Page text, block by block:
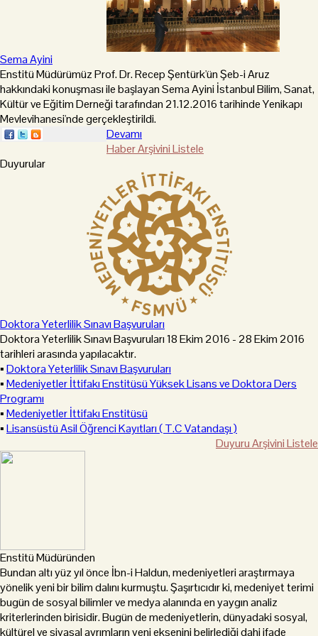
Sema Ayini
Enstitü Müdürümüz Prof. Dr. Recep Şentürk'ün Şeb-i Aruz
hakkındaki konuşması ile başlayan Sema Ayini İstanbul Bilim, Sanat,
Kültür ve Eğitim Derneği tarafından 21.12.2016 tarihinde Yenikapı
Mevlevihanesi'nde gerçekleştirildi.
Devamı
Haber Arşivini Listele
Duyurular
Doktora Yeterlilik Sınavı Başvuruları
Doktora Yeterlilik Sınavı Başvuruları 18 Ekim 2016 - 28 Ekim 2016
tarihleri arasında yapılacaktır.
▪Doktora Yeterlilik Sınavı Başvuruları
▪Medeniyetler İttifakı Enstitüsü Yüksek Lisans ve Doktora Ders
Programı
▪Medeniyetler İttifakı Enstitüsü
▪Lisansüstü Asil Öğrenci Kayıtları ( T.C Vatandaşı )
Duyuru Arşivini Listele
Enstitü Müdüründen
Bundan altı yüz yıl önce İbn-i Haldun, medeniyetleri araştırmaya
yönelik yeni bir bilim dalını kurmuştu. Şaşırtıcıdır ki, medeniyet terimi
bugün de sosyal bilimler ve medya alanında en yaygın analiz
kriterlerinden birisidir. Bugün de medeniyetlerin, dünyadaki sosyal,
kültürel ve siyasal ayrımların yeni eksenini belirlediği dahi ifade